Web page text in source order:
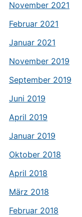
November 2021
Februar 2021
Januar 2021
November 2019
September 2019
Juni 2019
April 2019
Januar 2019
Oktober 2018
April 2018
März 2018
Februar 2018